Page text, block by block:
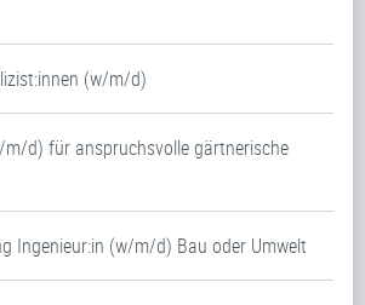
(w/m/d)
m/d) für anspruchsvolle gärtnerische
Ingenieur:in (w/m/d) Bau oder Umwelt